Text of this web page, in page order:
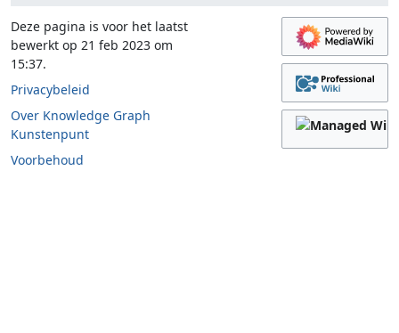
Deze pagina is voor het laatst
bewerkt op 21 feb 2023 om
15:37.
Privacybeleid
Over Knowledge Graph
Kunstenpunt
Voorbehoud